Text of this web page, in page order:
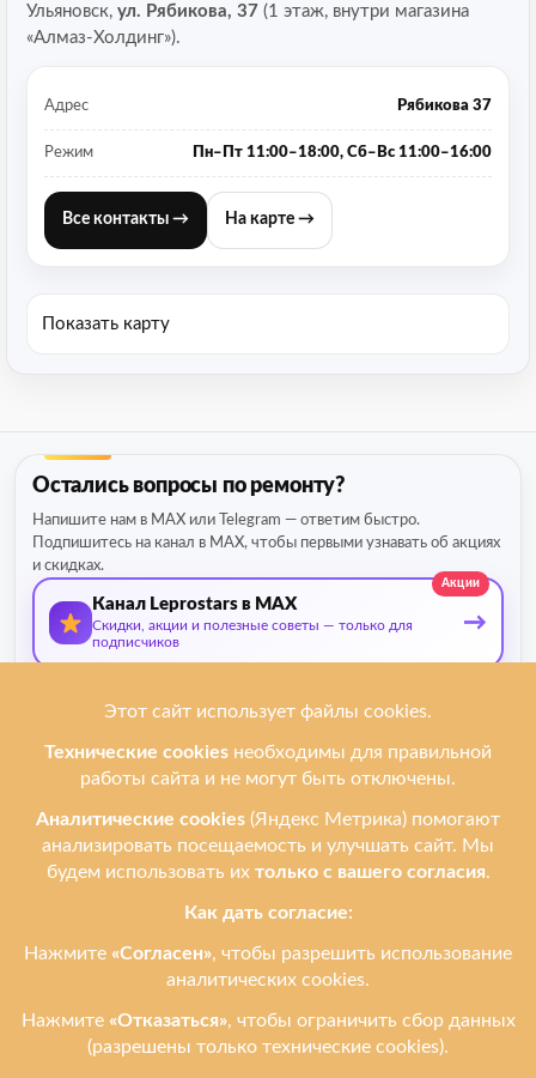
Ульяновск, ул. Рябикова, 37 (1 этаж, внутри магазина
«Алмаз-Холдинг»).
Адрес Рябикова 37
Режим Пн–Пт 11:00–18:00, Сб–Вс 11:00–16:00
Все контакты → На карте →
Показать карту
Остались вопросы по ремонту?
Напишите нам в MAX или Telegram — ответим быстро.
Подпишитесь на канал в MAX, чтобы первыми узнавать об акциях
и скидках.
Акции
Канал Leprostars в MAX
Скидки, акции и полезные советы — только для
подписчиков
→
О нас
Мы ремонтируем
Ремонтируем бренды
Контакты